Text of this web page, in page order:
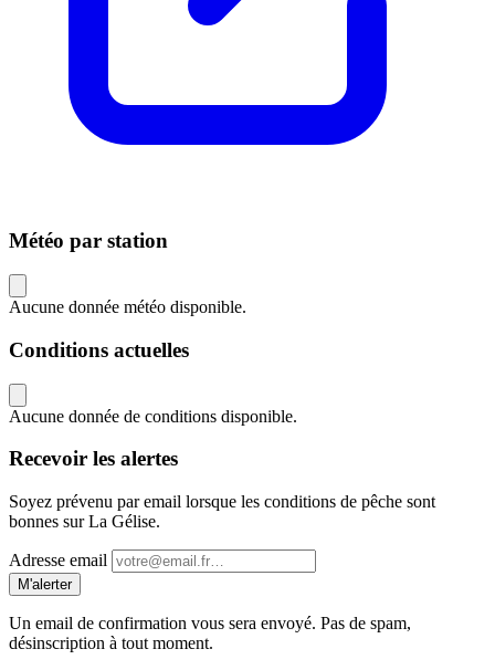
Météo par station
Aucune donnée météo disponible.
Conditions actuelles
Aucune donnée de conditions disponible.
Recevoir les alertes
Soyez prévenu par email lorsque les conditions de pêche sont
bonnes sur La Gélise.
Adresse email
M'alerter
Un email de confirmation vous sera envoyé. Pas de spam,
désinscription à tout moment.